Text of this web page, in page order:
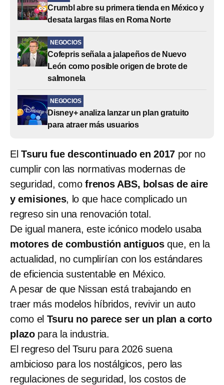
Crumbl abre su primera tienda en México y
desata largas filas en Roma Norte
NEGOCIOS
Cofepris señala a jalapeños de Nuevo
León como posible origen de brote de
salmonela
NEGOCIOS
Disney+ analiza lanzar un plan gratuito
para atraer más usuarios
El Tsuru fue descontinuado en 2017 por no
cumplir con las normativas modernas de
seguridad, comofrenos ABS, bolsas de aire
y emisiones, lo que hace complicado un
regreso sin una renovación total.
De igual manera, este icónico modelo usaba
motores de combustión antiguosque, en la
actualidad, no cumplirían con los estándares
de eficiencia sustentable en México.
A pesar de que Nissan está trabajando en
traer más modelos híbridos, revivir un auto
como el Tsuru no parece ser un plan a corto
plazo para la industria.
El regreso del Tsuru para 2026 suena
ambicioso para los nostálgicos, pero las
regulaciones de seguridad, los costos de